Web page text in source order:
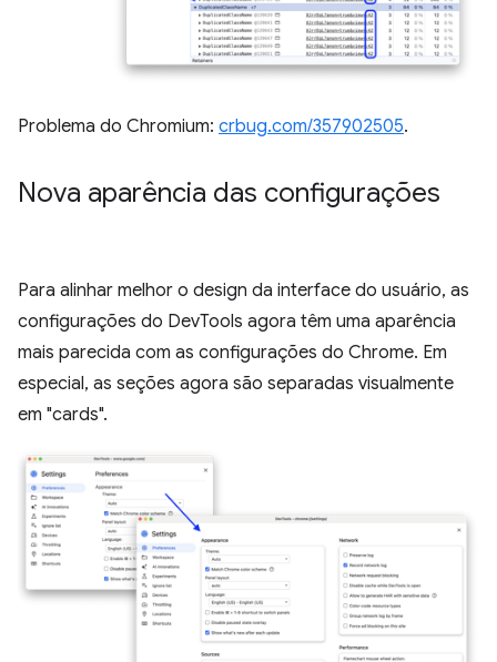
Problema do Chromium: crbug.com/357902505.
Nova aparência das configurações
Para alinhar melhor o design da interface do usuário, as
configurações do DevTools agora têm uma aparência
mais parecida com as configurações do Chrome. Em
especial, as seções agora são separadas visualmente
em "cards".